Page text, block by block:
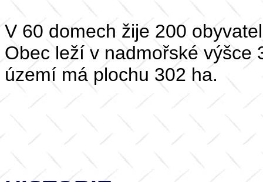
V 60 domech žije 200
Obec leží v nadmořské výšce
území má plochu 302 ha.